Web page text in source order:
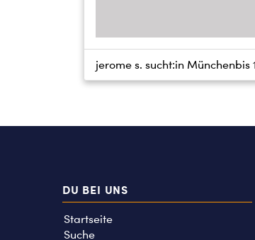
jerome s. sucht:in Münchenbis
DU BEI UNS
Startseite
Suche